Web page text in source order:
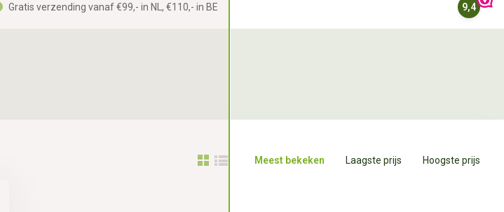
Gratis verzending vanaf €99,- in NL, €110,- in BE 9,4
Meest bekeken Laagste prijs Hoogste prijs